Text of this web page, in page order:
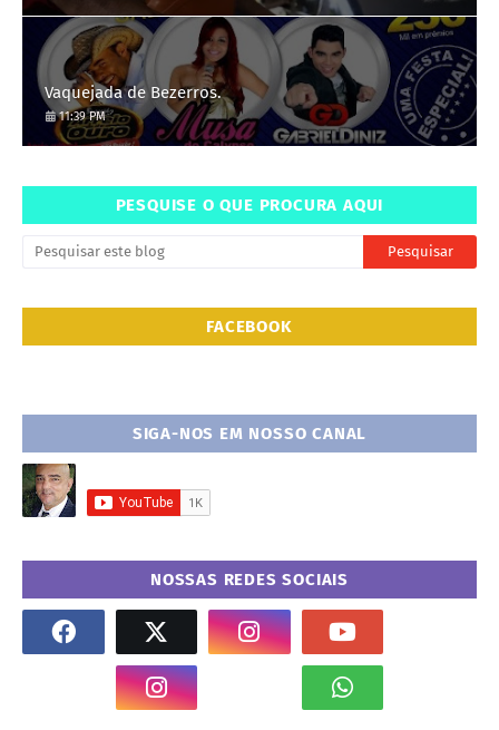
Vaquejada de Bezerros.
11:39 PM
PESQUISE O QUE PROCURA AQUI
FACEBOOK
SIGA-NOS EM NOSSO CANAL
NOSSAS REDES SOCIAIS